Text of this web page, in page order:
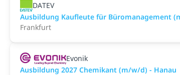
DATEV
Ausbildung Kaufleute für Büromanagement
Frankfurt
Evonik
Ausbildung 2027 Chemikant (m/w/d) - Hanau